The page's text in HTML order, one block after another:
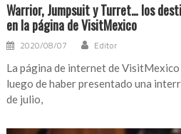
Warrior, Jumpsuit y Turret… los
en la página de VisitMexico
2020/08/07 Editor
La página de internet de
luego de haber presentado una
de julio,